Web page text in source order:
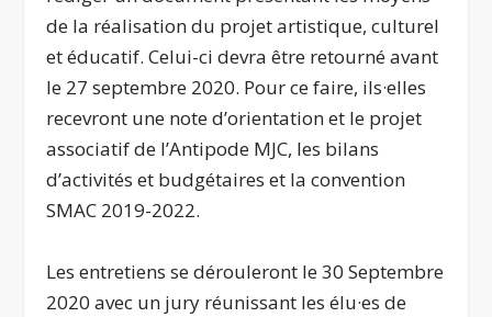
de la réalisation du projet artistique, culturel
et éducatif. Celui-ci devra être retourné avant
le 27 septembre 2020. Pour ce faire, ils·elles
recevront une note d’orientation et le projet
associatif de l’Antipode MJC, les bilans
d’activités et budgétaires et la convention
SMAC 2019-2022.
Les entretiens se dérouleront le 30 Septembre
2020 avec un jury réunissant les élu·es de